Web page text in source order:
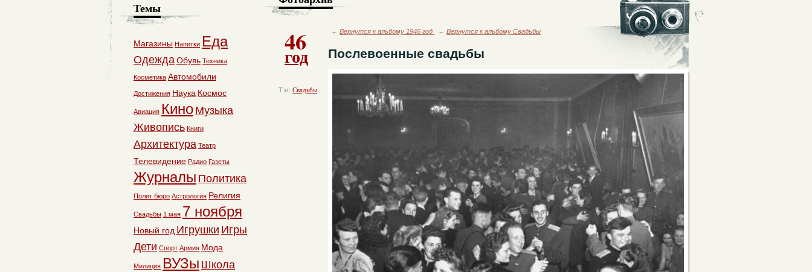
46
год
Тэг: Свадьбы
← Вернутся к альбому 1946 год ← Вернутся к альбому Свадьбы
Послевоенные свадьбы
Темы
Магазины Напитки Еда
ОдеждаОбувь Техника
Косметика Автомобили
Достижения Наука Космос
Авиация Кино Музыка
Живопись Книги
Архитектура Театр
Телевидение Радио Газеты
Журналы Политика
Полит бюро Астрология Религия
Свадьбы 1 мая 7 ноября
Новый год Игрушки Игры
Дети Спорт Армия Мода
Милиция ВУЗы Школа